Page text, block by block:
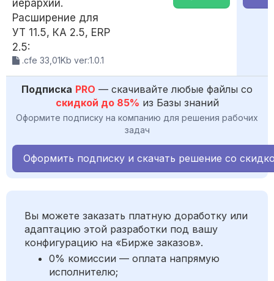
иерархии.
Расширение для
УТ 11.5, КА 2.5, ERP
2.5:
.cfe 33,01Kb ver:1.0.1
Подписка PRO — скачивайте любые файлы со
скидкой до 85% из Базы знаний
Оформите подписку на компанию для решения рабочих
задач
Оформить подписку и скачать решение со
Вы можете заказать платную доработку или
адаптацию этой разработки под вашу
конфигурацию на «Бирже заказов».
0% комиссии — оплата напрямую
исполнителю;